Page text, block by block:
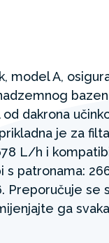
model A,
dakrona
je za
L/h i
s patronama:
Preporučuje se
ga